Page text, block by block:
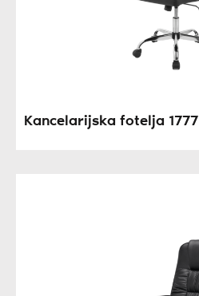
Kancelarijska fotelja 1777